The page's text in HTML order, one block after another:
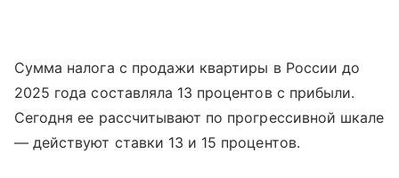
Сумма налога с продажи квартиры в России до
2025 года составляла 13 процентов с прибыли.
Сегодня ее рассчитывают по прогрессивной шкале
— действуют ставки 13 и 15 процентов.